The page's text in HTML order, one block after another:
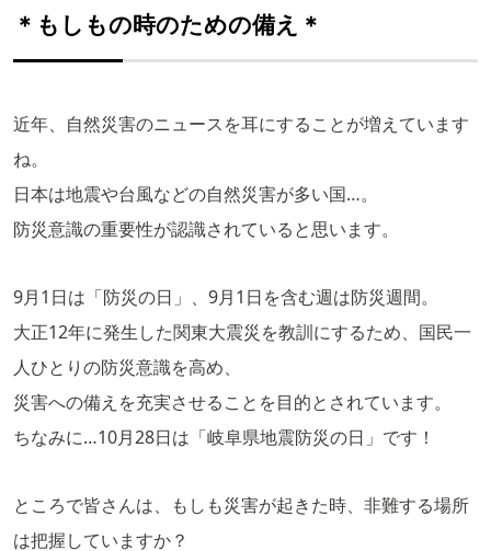
＊もしもの時のための備え＊
近年、自然災害のニュースを耳にすることが増えています
ね。
日本は地震や台風などの自然災害が多い国…。
防災意識の重要性が認識されていると思います。
9月1日は「防災の日」、9月1日を含む週は防災週間。
大正12年に発生した関東大震災を教訓にするため、国民一
人ひとりの防災意識を高め、
災害への備えを充実させることを目的とされています。
ちなみに…10月28日は「岐阜県地震防災の日」です！
ところで皆さんは、もしも災害が起きた時、非難する場所
は把握していますか？